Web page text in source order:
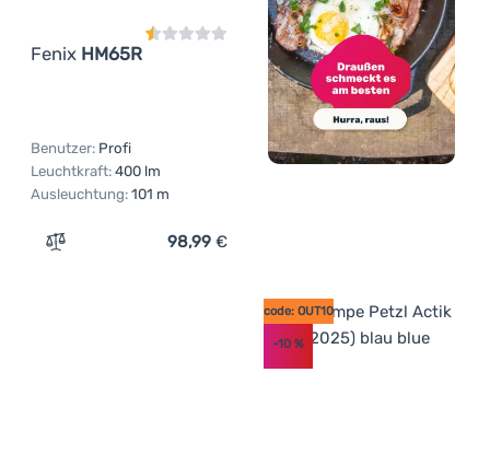
Fenix HM65R
Benutzer: Profi
Leuchtkraft: 400 lm
Ausleuchtung: 101 m
Zum Vergleich 'Stirnlampe Fenix HM65R' hinzufügen
98,99 €
code: OUT10
-10%